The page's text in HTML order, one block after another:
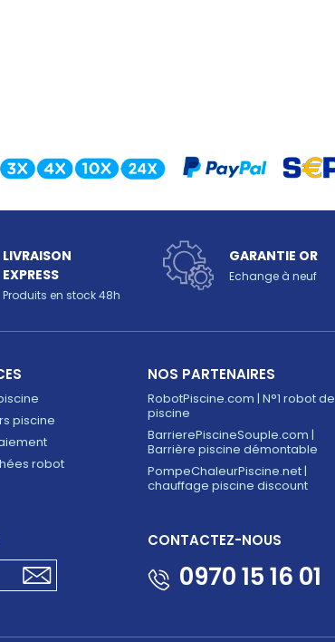
LIVRAISON
EXPRESS
Produits en stock 48h
GARANTIE OR
Echange à neuf
piscine
robot
NOS PARTENAIRES
RobotPiscine.com | N°1 robot de
piscine
BarrierePiscineSouple.com |
Barrière piscine démontable
PompeChaleurPiscine.net |
chauffage piscine discount
CONTACTEZ-NOUS
0970 15 16 01